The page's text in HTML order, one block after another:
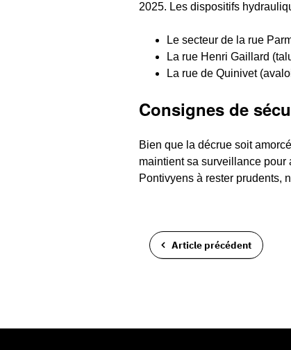
2025. Les dispositifs
Le secteur de la rue
La rue Henri Gaillard
La rue de Quinivet
Consignes de
Bien que la décrue soit
maintient sa surveillance
Pontivyens à rester prudents,
Article précédent